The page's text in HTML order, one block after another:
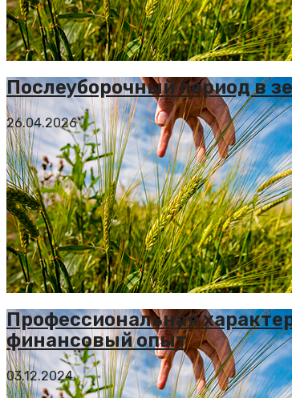
Послеуборочный период в
26.04.2026
Профессиональная
финансовый опыт
03.12.2024